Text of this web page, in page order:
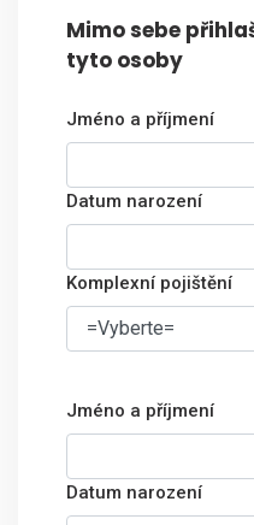
Mimo sebe
tyto osoby
Jméno a příjmení
Datum narození
Komplexní pojištění
Jméno a příjmení
Datum narození